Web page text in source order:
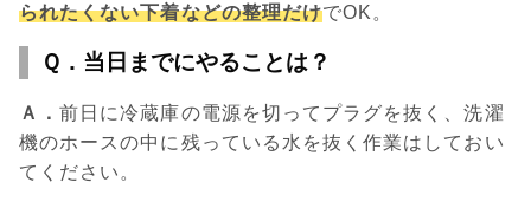
られたくない下着などの整理だけでOK。
Ｑ．当日までにやることは？
Ａ．前日に冷蔵庫の電源を切ってプラグを抜く、洗濯
機のホースの中に残っている水を抜く作業はしておい
てください。